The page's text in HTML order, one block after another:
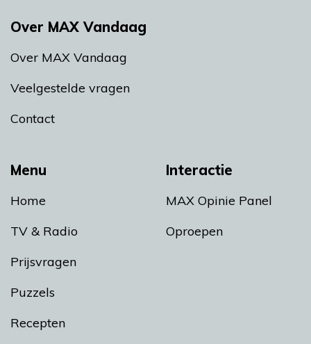
Menu
Home
TV & Radio
Prijsvragen
Puzzels
Recepten
Interactie
MAX Opinie Panel
Oproepen
Over MAX Vandaag
Over MAX Vandaag
Veelgestelde vragen
Contact